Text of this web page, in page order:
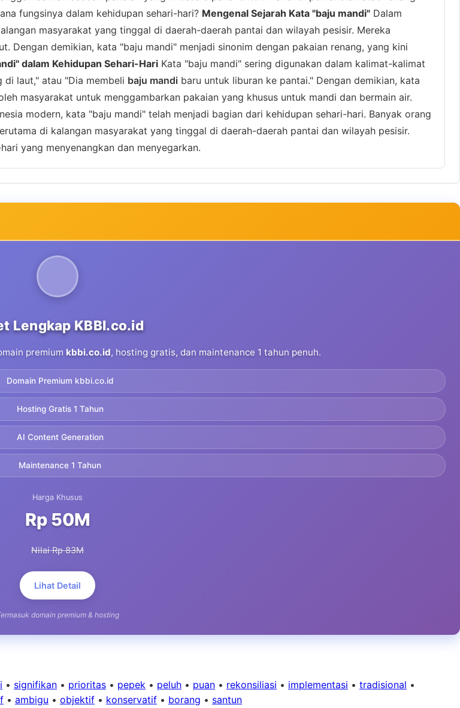
fungsinya dalam kehidupan sehari-hari? Mengenal Sejarah Kata "baju mandi" Dalam
masyarakat yang tinggal di daerah-daerah pantai dan wilayah pesisir. Mereka
Dengan demikian, kata "baju mandi" menjadi sinonim dengan pakaian renang, yang kini
dalam Kehidupan Sehari-Hari Kata "baju mandi" sering digunakan dalam kalimat-kalimat
di laut," atau "Dia membeli baju mandi baru untuk liburan ke pantai." Dengan demikian, kata
masyarakat untuk menggambarkan pakaian yang khusus untuk mandi dan bermain air.
modern, kata "baju mandi" telah menjadi bagian dari kehidupan sehari-hari. Banyak orang
di kalangan masyarakat yang tinggal di daerah-daerah pantai dan wilayah pesisir.
yang menyenangkan dan menyegarkan.
Lengkap KBBI.co.id
premium kbbi.co.id, hosting gratis, dan maintenance 1 tahun penuh.
Domain Premium kbbi.co.id
Hosting Gratis 1 Tahun
AI Content Generation
Maintenance 1 Tahun
Harga Khusus
Rp 50M
Nilai Rp 83M
Lihat Detail
domain premium & hosting
• signifikan • prioritas • pepek • peluh • puan • rekonsiliasi • implementasi • tradisional •
• ambigu • objektif • konservatif • borang • santun